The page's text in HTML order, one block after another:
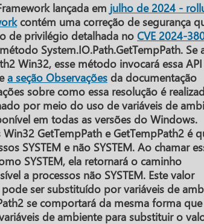
lançada em julho de 2024 -
contém uma correção de segurança
de privilégio detalhada no CVE 2024-
System.IO.Path.GetTempPath. Se
Win32, esse método invocará essa
a seção Observações da documentação
sobre como essa resolução é
por meio do uso de variáveis de
em todas as versões do Windows.
GetTempPath e GetTempPath2 é
SYSTEM e não SYSTEM. Ao chamar
SYSTEM, ela retornará o caminho
a processos não SYSTEM. Este valor
ser substituído por variáveis de
se comportará da mesma forma que
de ambiente para substituir o